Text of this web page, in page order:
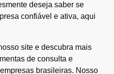
deseja saber se
confiável e ativa, aqui
site e descubra mais
de consulta e
brasileiras. Nosso